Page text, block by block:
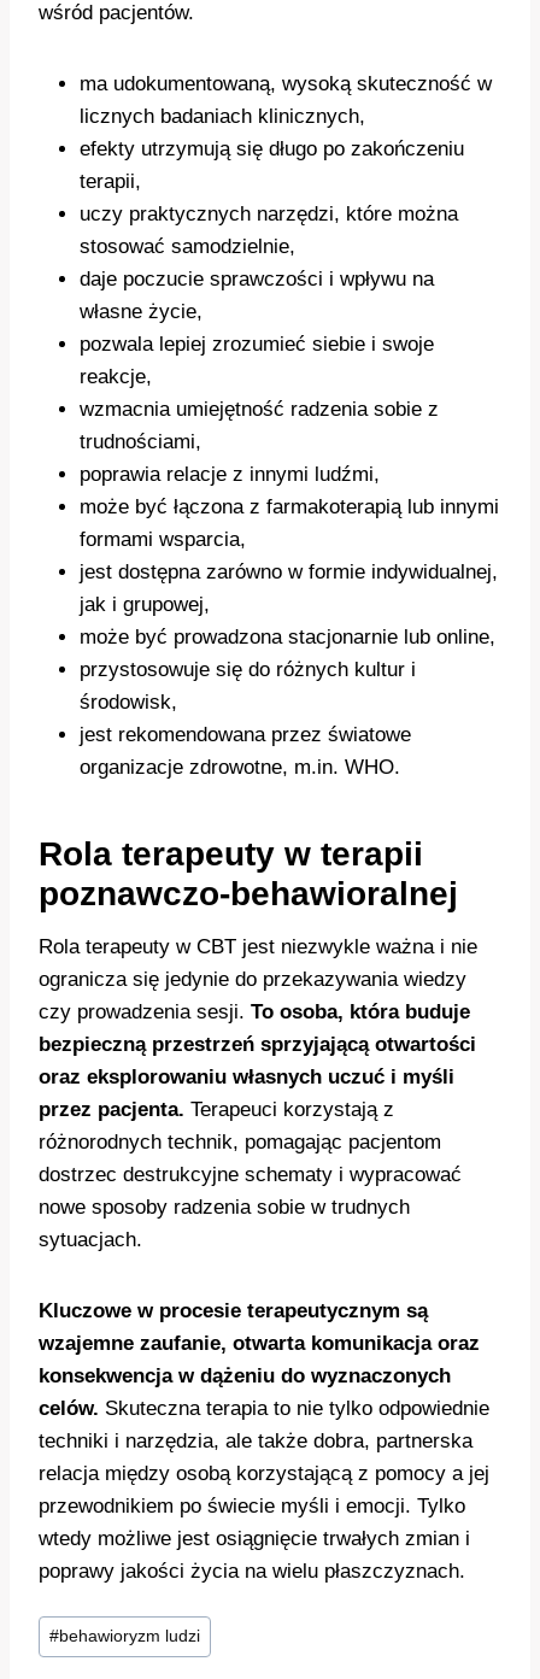
wśród pacjentów.
ma udokumentowaną, wysoką skuteczność w
licznych badaniach klinicznych,
efekty utrzymują się długo po zakończeniu
terapii,
uczy praktycznych narzędzi, które można
stosować samodzielnie,
daje poczucie sprawczości i wpływu na
własne życie,
pozwala lepiej zrozumieć siebie i swoje
reakcje,
wzmacnia umiejętność radzenia sobie z
trudnościami,
poprawia relacje z innymi ludźmi,
może być łączona z farmakoterapią lub innymi
formami wsparcia,
jest dostępna zarówno w formie indywidualnej,
jak i grupowej,
może być prowadzona stacjonarnie lub online,
przystosowuje się do różnych kultur i
środowisk,
jest rekomendowana przez światowe
organizacje zdrowotne, m.in. WHO.
Rola terapeuty w terapii
poznawczo-behawioralnej
Rola terapeuty w CBT jest niezwykle ważna i nie
ogranicza się jedynie do przekazywania wiedzy
czy prowadzenia sesji. To osoba, która buduje
bezpieczną przestrzeń sprzyjającą otwartości
oraz eksplorowaniu własnych uczuć i myśli
przez pacjenta. Terapeuci korzystają z
różnorodnych technik, pomagając pacjentom
dostrzec destrukcyjne schematy i wypracować
nowe sposoby radzenia sobie w trudnych
sytuacjach.
Kluczowe w procesie terapeutycznym są
wzajemne zaufanie, otwarta komunikacja oraz
konsekwencja w dążeniu do wyznaczonych
celów. Skuteczna terapia to nie tylko odpowiednie
techniki i narzędzia, ale także dobra, partnerska
relacja między osobą korzystającą z pomocy a jej
przewodnikiem po świecie myśli i emocji. Tylko
wtedy możliwe jest osiągnięcie trwałych zmian i
poprawy jakości życia na wielu płaszczyznach.
Tagi
wpisu:
#behawioryzm ludzi